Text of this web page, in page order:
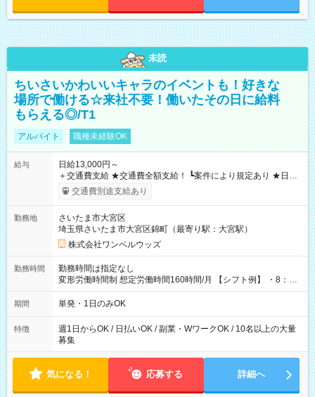
未読
ちいさいかわいいキャラのイベントも！好きな
場所で働ける☆来社不要！働いたその日に給料
もらえる◎/T1
アルバイト 職種未経験OK
給与
日給13,000円～
＋交通費支給 ★交通費全額支給！ ┗案件により規定あり ★日払
いOK！（規定あり） ┗働いたその日に現金GET♪ お仕事後はコ
ンビニATMから 日払い分を引き落とせます！ 【試用期間】試
交通費別途支給あり
勤務地
さいたま市大宮区
埼玉県さいたま市大宮区錦町（最寄り駅：大宮駅）
株式会社ワンベルウッズ
勤務時間
勤務時間は指定なし
変形労働時間制 想定労働時間160時間/月 【シフト例】 ・8：00
～21：00
期間 単発・1日のみOK
特徴
週1日からOK / 日払いOK / 副業・WワークOK / 10名以上の大量
募集
気になる！ 応募する 詳細へ